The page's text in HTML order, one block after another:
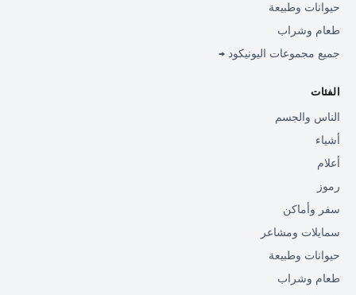
حيوانات وطبيعة
طعام وشراب
جميع مجموعات اليونيكود →
الفئات
الناس والجسم
أشياء
أعلام
رموز
سفر وأماكن
سمايلات ومشاعر
حيوانات وطبيعة
طعام وشراب